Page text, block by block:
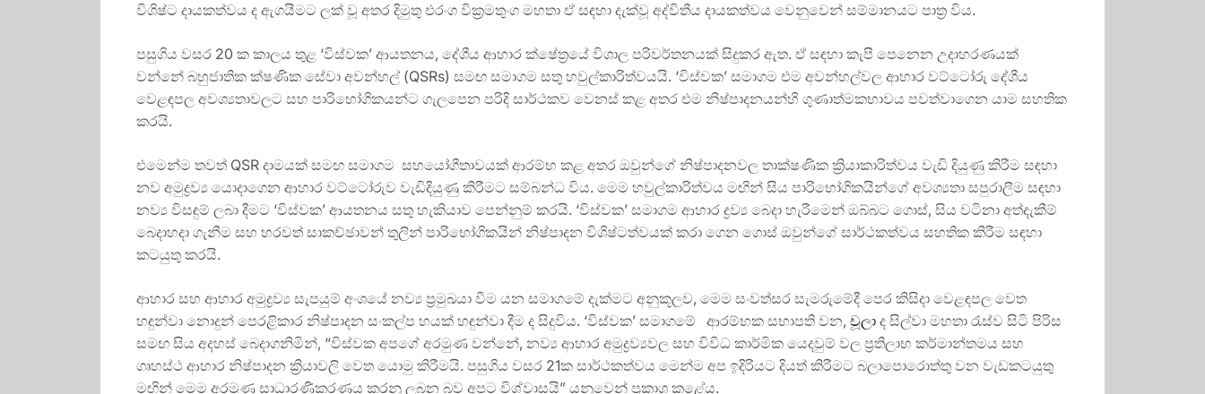
විශිෂ්ට දායකත්වය ද ඇගයීමට ලක් වූ අතර දිමුතු එරංග වික්‍රමතුංග මහතා ඒ සඳහා දැක්වූ අද්විතීය දායකත්වය වෙනුවෙන් සම්මානයට පාත්‍ර විය.
පසුගිය වසර 20 ක කාලය තුළ ‘විස්වක’ ආයතනය, දේශීය ආහාර ක්ෂේත්‍රයේ විශාල පරිවර්තනයක් සිදුකර ඇත. ඒ සඳහා කැපී පෙනෙන උදාහරණයක්
වන්නේ බහුජාතික ක්ෂණික සේවා අවන්හල් (QSRs) සමඟ සමාගම සතු හවුල්කාරිත්වයයි. ‘විස්වක’ සමාගම එම අවන්හල්වල ආහාර වට්ටෝරු දේශීය
වෙළඳපල අවශ්‍යතාවලට සහ පාරිභෝගිකයන්ට ගැලපෙන පරිදි සාර්ථකව වෙනස් කළ අතර එම නිෂ්පාදනයන්හි ගුණාත්මකභාවය පවත්වාගෙන යාම සහතික
කරයි.
එමෙන්ම තවත් QSR දාමයක් සමඟ සමාගම සහයෝගීතාවයක් ආරම්භ කළ අතර ඔවුන්ගේ නිෂ්පාදනවල තාක්ෂණික ක්‍රියාකාරිත්වය වැඩි දියුණු කිරීම සඳහා
නව අමුද්‍රව්‍ය යොදාගෙන ආහාර වට්ටෝරුව වැඩිදියුණු කිරීමට සම්බන්ධ විය. මෙම හවුල්කාරිත්වය මඟින් සිය පාරිභෝගිකයින්ගේ අවශ්‍යතා සපුරාලීම සඳහා
නව්‍ය විසඳුම් ලබා දීමට ‘විස්වක’ ආයතනය සතු හැකියාව පෙන්නුම් කරයි. ‘විස්වක’ සමාගම ආහාර ද්‍රව්‍ය බෙදා හැරීමෙන් ඔබ්බට ගොස්, සිය වටිනා අත්දැකීම්
බෙදාහදා ගැනීම සහ හරවත් සාකච්ඡාවන් තුලින් පාරිභෝගිකයින් නිෂ්පාදන විශිෂ්ටත්වයක් කරා ගෙන ගොස් ඔවුන්ගේ සාර්ථකත්වය සහතික කිරීම සඳහා
කටයුතු කරයි.
ආහාර සහ ආහාර අමුද්‍රව්‍ය සැපයුම් අංශයේ නව්‍ය ප්‍රමුඛයා වීම යන සමාගමේ දැක්මට අනුකූලව, මෙම සංවත්සර සැමරුමේදී පෙර කිසිදා වෙළඳපල වෙත
හඳුන්වා නොදුන් පෙරළිකාර නිෂ්පාදන සංකල්ප හයක් හඳුන්වා දීම ද සිදුවිය. ‘විස්වක’ සමාගමේ ආරම්භක සභාපති වන, චූලා ද සිල්වා මහතා රැස්ව සිටි පිරිස
සමඟ සිය අදහස් බෙදාගනිමින්, “විස්වක අපගේ අරමුණ වන්නේ, නව්‍ය ආහාර අමුද්‍රව්‍යවල සහ විවිධ කාර්මික යෙදවුම් වල ප්‍රතිලාභ කර්මාන්තමය සහ
ගෘහස්ථ ආහාර නිෂ්පාදන ක්‍රියාවලි වෙත යොමු කිරීමයි. පසුගිය වසර 21ක සාර්ථකත්වය මෙන්ම අප ඉදිරියට දියත් කිරීමට බලාපොරොත්තු වන වැඩකටයුතු
මඟින් මෙම අරමුණ සාධාරණීකරණය කරනු ලබන බව අපට විශ්වාසයි” යනුවෙන් ප්‍රකාශ කළේය.